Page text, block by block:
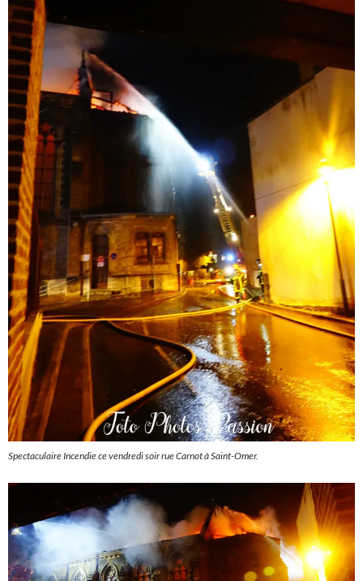
Spectaculaire Incendie ce vendredi soir rue Carnot à Saint-Omer.